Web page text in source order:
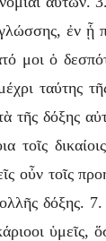
ἐν ᾗ
μοι ὁ
δόξης
οὖν τοῖς
δόξης.
ὑμεῖς,